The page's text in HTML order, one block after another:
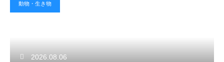
動物・生き物
2026.08.06